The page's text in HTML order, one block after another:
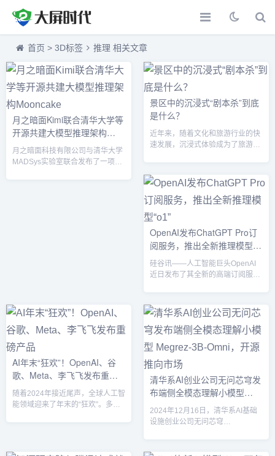
首页 > 3D标签 推理 相关文章
月之暗面Kimi联合清华大学等
开源共建大模型推理架构
Mooncake
月之暗面科技有限公司与清华大学
MADSys实验室联合发布了一项名
景区中的沉浸式“剧本杀”到底
是什么？
近年来，随着文化和旅游行业的快
速发展，沉浸式体验成为了旅游的
客的新宠。那么，景区中的沉浸式
“剧本杀”到底是什么？它又是如何
把游客带入到独特的剧情世界中的
呢？让我们一探究竟。什么是沉浸
式“剧本杀”？沉浸式“剧本杀”是一种
结合了角色扮演、推理和情节互动
的娱乐形式，通常由一群玩家共同
事先设定的剧情与角色扮演任务
进...
OpenAI发布ChatGPT Pro订
阅服务，推出全新推理模型
“o1”
硅谷讯——人工智能巨头OpenAI
近日发布了其全新的高端订阅服务
工智能推理能力和人机交互领域的
又一次重大突破。ChatGPT Pro：
高端AI体验的新里程碑ChatGPT
Pro订阅月费200美元，旨在为研究
人员、企业用户及开发者提供更高
级的人工智能工具。Pro用户可无
限制地使用OpenAI旗下最先进的
模型，包括新推出的推理模...
AI年末“狂欢”！OpenAI、谷
歌、Meta、李飞飞发布重磅
产品
随着2024年接近尾声，全球人工智
能领域迎来了年末的“狂欢”。多家
清华系AI创业公司无问芯穹发
布端侧全模态理解小模型
Megrez-3B-Omni，开源推向
市场
2024年12月16日，清华系AI基础
设施创业公司无问芯穹